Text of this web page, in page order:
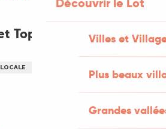
Villes et
Plus beaux
Grandes
Top 14 à La